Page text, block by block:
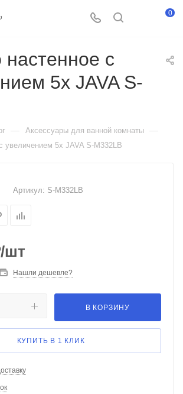
0
настенное c
5х JAVA S-
— Аксессуары для ванной комнаты —
увеличением 5х JAVA S-M332LB
Артикул: S-M332LB
/шт
Нашли дешевле?
В КОРЗИНУ
КУПИТЬ В 1 КЛИК